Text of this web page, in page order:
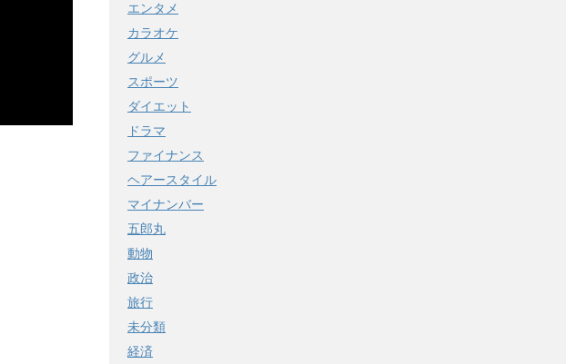
エンタメ
カラオケ
グルメ
スポーツ
ダイエット
ドラマ
ファイナンス
ヘアースタイル
マイナンバー
五郎丸
動物
政治
旅行
未分類
経済